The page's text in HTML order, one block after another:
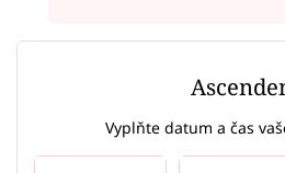
Vyplňte datum a čas